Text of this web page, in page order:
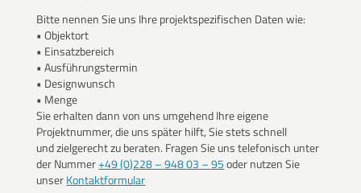
Bitte nennen Sie uns Ihre projektspezifischen Daten wie:
• Objektort
• Einsatzbereich
• Ausführungstermin
• Designwunsch
• Menge
Sie erhalten dann von uns umgehend Ihre eigene
Projektnummer, die uns später hilft, Sie stets schnell
und zielgerecht zu beraten. Fragen Sie uns telefonisch unter
der Nummer+49 (0)228 – 948 03 – 95oder nutzen Sie
unserKontaktformular